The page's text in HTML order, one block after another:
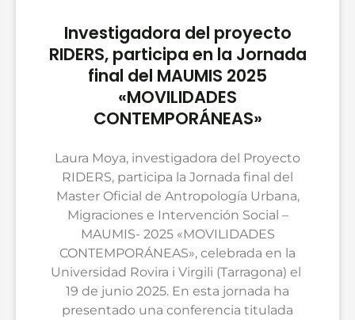
Investigadora del proyecto
RIDERS, participa en la Jornada
final del MAUMIS 2025
«MOVILIDADES
CONTEMPORÁNEAS»
Laura Moya, investigadora del Proyecto
RIDERS, participa la Jornada final del
Master Oficial de Antropología Urbana,
Migraciones e Intervención Social –
MAUMIS- 2025 «MOVILIDADES
CONTEMPORÁNEAS», celebrada en la
Universidad Rovira i Virgili (Tarragona) el
19 de junio 2025. En esta jornada ha
presentado una conferencia titulada